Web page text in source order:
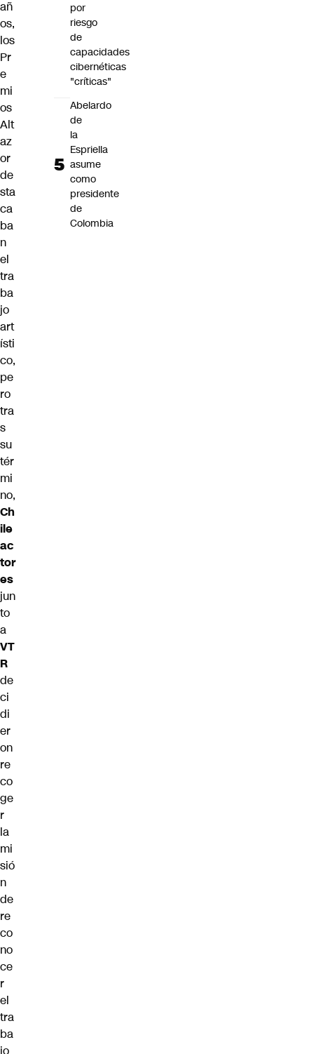
añ
os,
los
Pr
e
mi
os
Alt
az
or
de
sta
ca
ba
n
el
tra
ba
jo
art
ísti
co,
pe
ro
tra
s
su
tér
mi
no,
Ch
ile
ac
tor
es
jun
to
a
VT
R
de
ci
di
er
on
re
co
ge
r
la
mi
sió
n
de
re
co
no
ce
r
el
tra
ba
jo
por
riesgo
de
capacidades
cibernéticas
"críticas"
Abelardo
de
la
Espriella
asume
como
presidente
de
Colombia